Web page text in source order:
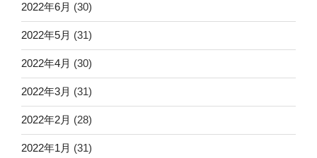
2022年6月 (30)
2022年5月 (31)
2022年4月 (30)
2022年3月 (31)
2022年2月 (28)
2022年1月 (31)